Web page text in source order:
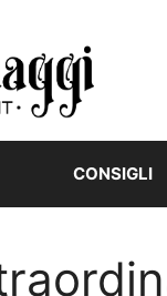
CONSIGLI